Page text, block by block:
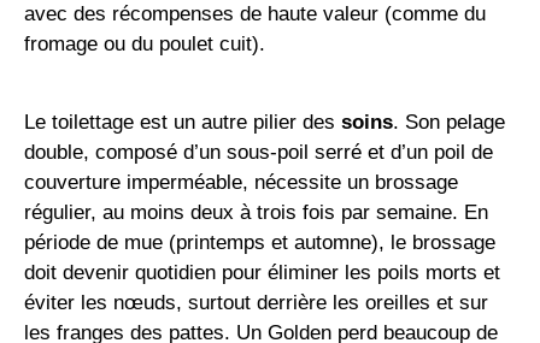
avec des récompenses de haute valeur (comme du
fromage ou du poulet cuit).
Le toilettage est un autre pilier des soins. Son pelage
double, composé d’un sous-poil serré et d’un poil de
couverture imperméable, nécessite un brossage
régulier, au moins deux à trois fois par semaine. En
période de mue (printemps et automne), le brossage
doit devenir quotidien pour éliminer les poils morts et
éviter les nœuds, surtout derrière les oreilles et sur
les franges des pattes. Un Golden perd beaucoup de